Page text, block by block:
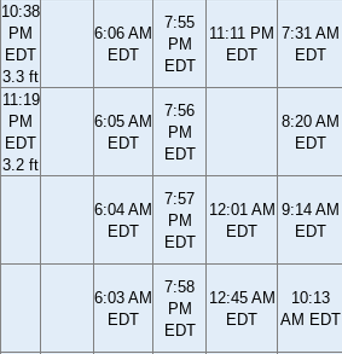
10:38
PM
EDT
3.3 ft
6:06 AM
EDT
7:55
PM
EDT
11:11 PM
EDT
7:31 AM
EDT
11:19
PM
EDT
3.2 ft
6:05 AM
EDT
7:56
PM
EDT
8:20 AM
EDT
6:04 AM
EDT
7:57
PM
EDT
12:01 AM
EDT
9:14 AM
EDT
6:03 AM
EDT
7:58
PM
EDT
12:45 AM
EDT
10:13
AM EDT